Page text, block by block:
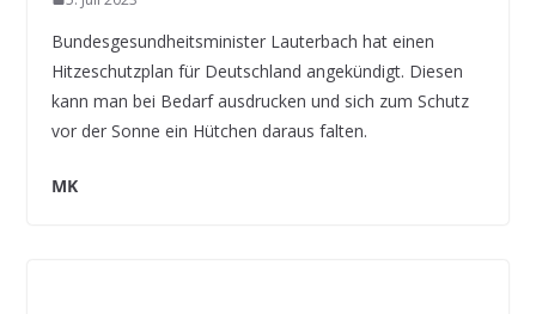
Bundesgesundheitsminister Lauterbach hat einen
Hitzeschutzplan für Deutschland angekündigt. Diesen
kann man bei Bedarf ausdrucken und sich zum Schutz
vor der Sonne ein Hütchen daraus falten.
MK